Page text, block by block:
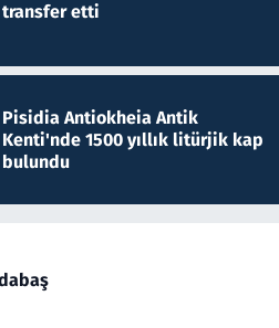
transfer etti
Pisidia Antiokheia Antik
Kenti'nde 1500 yıllık litürjik kap
bulundu